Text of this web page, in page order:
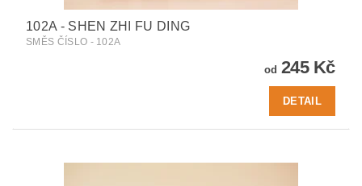
102A - SHEN ZHI FU DING
SMĚS ČÍSLO - 102A
od 245 Kč
DETAIL